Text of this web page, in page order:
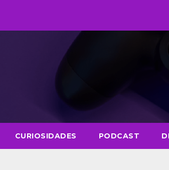
CURIOSIDADES PODCAST